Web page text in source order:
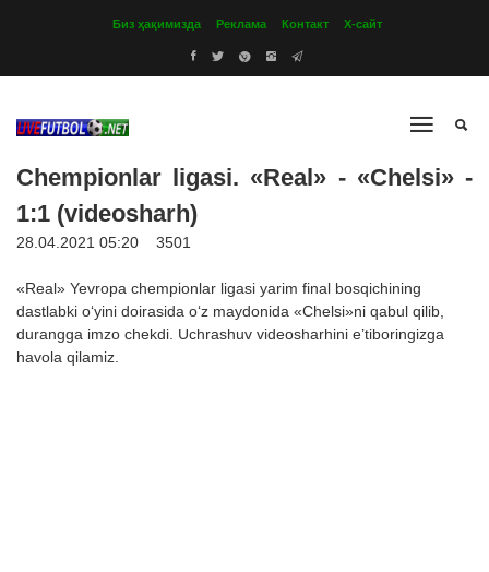
Биз ҳақимизда Реклама Контакт Х-сайт
Chempionlar ligasi. «Real» - «Chelsi» -
1:1 (videosharh)
28.04.2021 05:20 3501
«Real» Yevropa chempionlar ligasi yarim final bosqichining
dastlabki o‘yini doirasida o‘z maydonida «Chelsi»ni qabul qilib,
durangga imzo chekdi. Uchrashuv videosharhini e’tiboringizga
havola qilamiz.